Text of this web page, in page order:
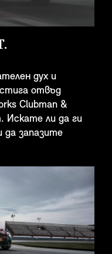
дух и
отвъд
Clubman &
Искате ли да ги
да запазите